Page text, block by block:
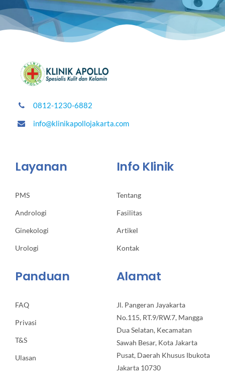
0812-1230-6882
info@klinikapollojakarta.com
Layanan
PMS
Andrologi
Ginekologi
Urologi
Info Klinik
Tentang
Fasilitas
Artikel
Kontak
Panduan
FAQ
Privasi
T&S
Ulasan
Alamat
Jl. Pangeran Jayakarta
No.115, RT.9/RW.7, Mangga
Dua Selatan, Kecamatan
Sawah Besar, Kota Jakarta
Pusat, Daerah Khusus Ibukota
Jakarta 10730